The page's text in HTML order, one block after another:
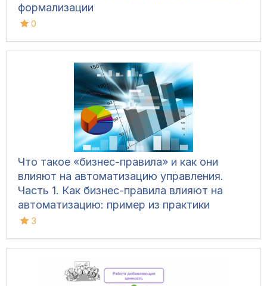
формализации
0
Что такое «бизнес-правила» и как они
влияют на автоматизацию управления.
Часть 1. Как бизнес-правила влияют на
автоматизацию: пример из практики
3